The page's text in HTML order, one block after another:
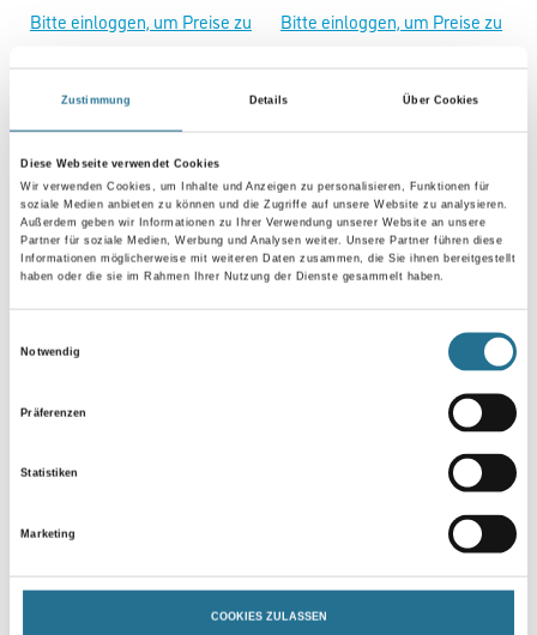
Zustimmung Details Über Cookies
Diese Webseite verwendet Cookies
Wir verwenden Cookies, um Inhalte und Anzeigen zu personalisieren, Funktionen für
soziale Medien anbieten zu können und die Zugriffe auf unsere Website zu analysieren.
Außerdem geben wir Informationen zu Ihrer Verwendung unserer Website an unsere
Partner für soziale Medien, Werbung und Analysen weiter. Unsere Partner führen diese
Informationen möglicherweise mit weiteren Daten zusammen, die Sie ihnen bereitgestellt
haben oder die sie im Rahmen Ihrer Nutzung der Dienste gesammelt haben.
Notwendig
Präferenzen
Statistiken
Marketing
COOKIES ZULASSEN
Bitte einloggen, um Preise zu
Bitte einloggen, um Preise zu
Haftputz
sehen